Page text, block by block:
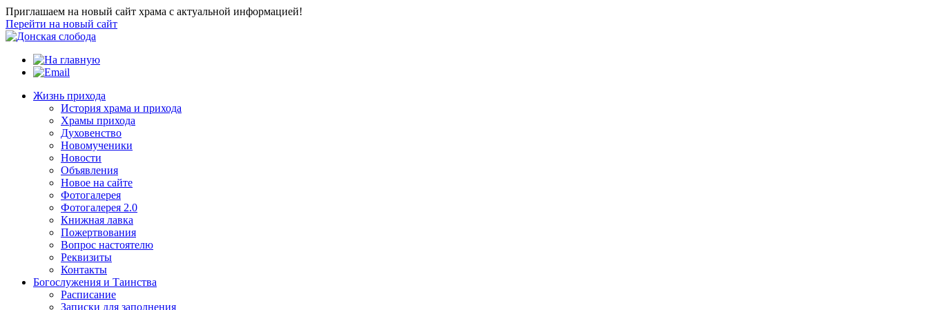
Приглашаем на новый сайт храма с актуальной информацией!
Перейти на новый сайт
Жизнь прихода
История храма и прихода
Храмы прихода
Духовенство
Новомученики
Новости
Объявления
Новое на сайте
Фотогалерея
Фотогалерея 2.0
Книжная лавка
Пожертвования
Вопрос настоятелю
Реквизиты
Контакты
Богослужения и Таинства
Расписание
Записки для заполнения